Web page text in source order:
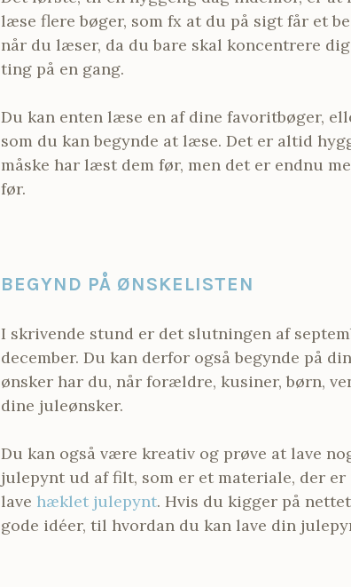
læse flere bøger, som fx at du på sigt får et
når du læser, da du bare skal koncentrere
ting på en gang.
Du kan enten læse en af dine favoritbøger,
som du kan begynde at læse. Det er altid
måske har læst dem før, men det er endnu
før.
BEGYND PÅ ØNSKELISTEN
I skrivende stund er det slutningen af
december. Du kan derfor også begynde på
ønsker har du, når forældre, kusiner, børn,
dine juleønsker.
Du kan også være kreativ og prøve at lave
julepynt ud af filt, som er et materiale, der
lave hæklet julepynt. Hvis du kigger på
gode idéer, til hvordan du kan lave din